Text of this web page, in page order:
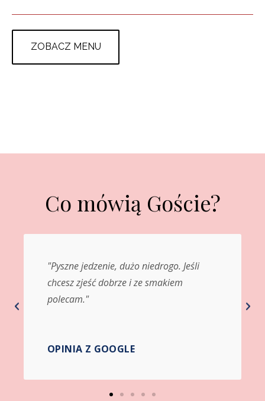
ZOBACZ MENU
Co mówią Goście?
"Nie było mnie długi czas i jestem pod
wrażeniem jaki remont zrobili. Jedzenie
OPINIA Z GOOGLE